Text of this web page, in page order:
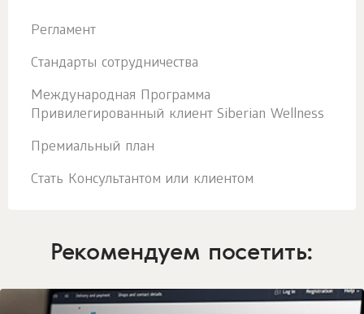
Регламент
Стандарты сотрудничества
Международная Программа
Привилегированный клиент Siberian Wellness
Премиальный план
Стать Консультантом или клиентом
Рекомендуем посетить: